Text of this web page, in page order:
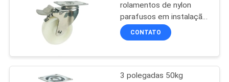
rolamentos de nylon
parafusos em instalação
capacidade de carga
100 lbs
CONTATO
3 polegadas 50kg